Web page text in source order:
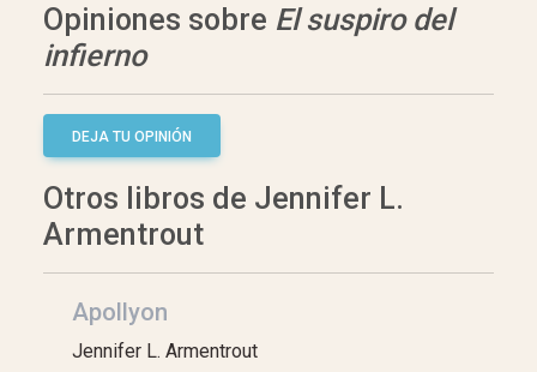
Opiniones sobre El suspiro del
infierno
DEJA TU OPINIÓN
Otros libros de Jennifer L.
Armentrout
Apollyon
Jennifer L. Armentrout